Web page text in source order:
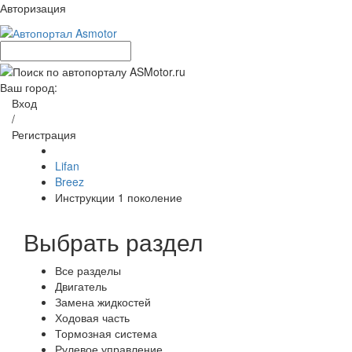
Авторизация
Ваш город:
Вход
/
Регистрация
Lifan
Breez
Инструкции 1 поколение
Выбрать раздел
Все разделы
Двигатель
Замена жидкостей
Ходовая часть
Тормозная система
Рулевое управление